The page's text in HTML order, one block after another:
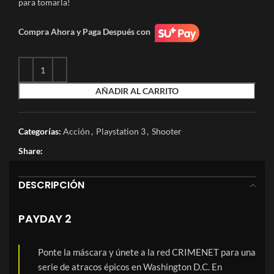
para tomarla!
Compra Ahora y Paga Después con
AÑADIR AL CARRITO
Categorías: Acción, Playstation 3, Shooter
Share:
DESCRIPCIÓN
PAYDAY 2
Ponte la máscara y únete a la red CRIMENET para una
serie de atracos épicos en Washington D.C. En